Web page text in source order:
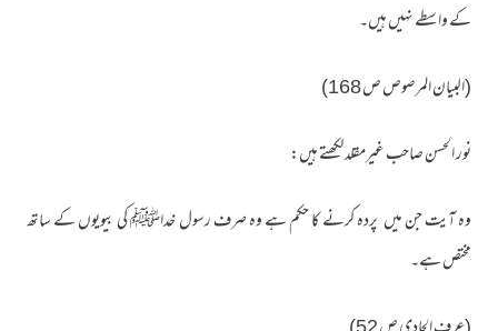
کے واسطے نہیں ہیں۔
(البیان المرصوص ص 168)
نور الحسن صاحب غیرمقلد لکھتے ہیں:
وہ آیت جن میں پردہ کرنے کا حکم ہے وہ صرف رسول خداﷺ کی بیویوں کے ساتھ
مختص ہے۔